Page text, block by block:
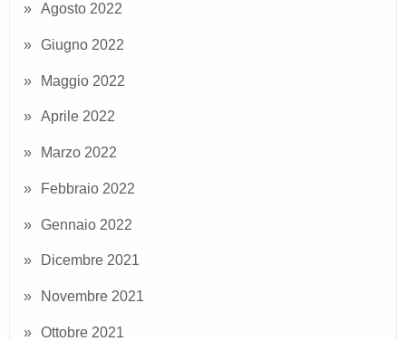
Agosto 2022
Giugno 2022
Maggio 2022
Aprile 2022
Marzo 2022
Febbraio 2022
Gennaio 2022
Dicembre 2021
Novembre 2021
Ottobre 2021